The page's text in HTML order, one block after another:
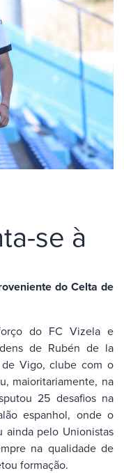
se à
do Celta de
do FC Vizela e
de Rubén de la
Vigo, clube com o
maioritariamente, na
25 desafios na
espanhol, onde o
ainda pelo Unionistas
na qualidade de
formação.